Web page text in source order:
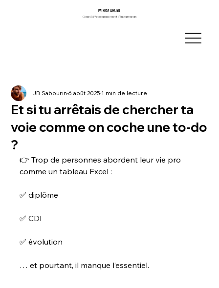
PATRICIA CAPLIER
PATRICIA CAPLIER
Conseil & Accompagnement d’Entrepreneurs
Conseil & Accompagnement d’Entrepreneurs
Et si tu arrêtais de chercher ta
voie comme on coche une to-do
?
JB Sabourin6 août 20251 min de lecture
👉 Trop de personnes abordent leur vie pro
comme un tableau Excel :
✅ diplôme
✅ CDI
✅ évolution
… et pourtant, il manque l’essentiel.